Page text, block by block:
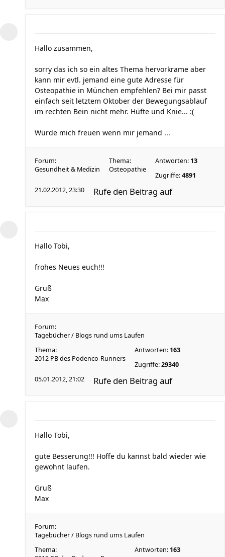
Hallo zusammen,
sorry das ich so ein altes Thema hervorkrame aber
kann mir evtl. jemand eine gute Adresse für
Osteopathie in München empfehlen? Bei mir passt
einfach seit letztem Oktober der Bewegungsablauf
im rechten Bein nicht mehr. Hüfte und Knie... :(
Würde mich freuen wenn mir jemand ...
Forum:
Gesundheit & Medizin
Thema:
Osteopathie
Antworten: 13
Zugriffe:4891
21.02.2012, 23:30
Rufe den Beitrag auf
Hallo Tobi,
frohes Neues euch!!!
Gruß
Max
Forum:
Tagebücher / Blogs rund ums Laufen
Thema:
2012 PB des Podenco-Runners
Antworten: 163
Zugriffe:29340
05.01.2012, 21:02
Rufe den Beitrag auf
Hallo Tobi,
gute Besserung!!! Hoffe du kannst bald wieder wie
gewohnt laufen.
Gruß
Max
Forum:
Tagebücher / Blogs rund ums Laufen
Thema:
Antworten: 163